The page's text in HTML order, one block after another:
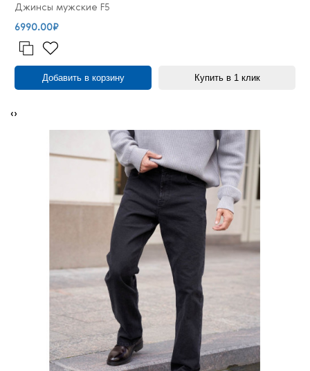
Джинсы мужские F5
6990.00₽
Добавить в корзину Купить в 1 клик
‹›